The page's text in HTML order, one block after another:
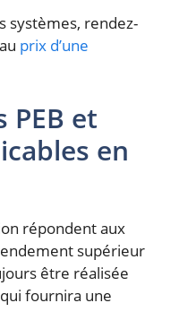
systèmes, rendez-
prix d’une
PEB et
en
répondent aux
supérieur
être réalisée
fournira une